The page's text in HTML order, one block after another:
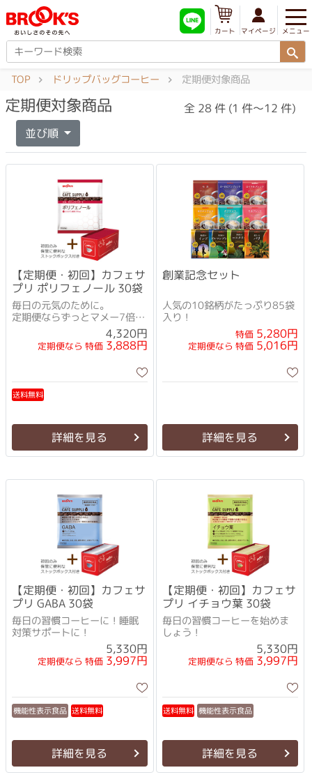
メニュー
マイページ
カート
TOP ドリップバッグコーヒー 定期便対象商品
定期便対象商品 全 28 件 (1 件～12 件)
並び順
【定期便・初回】カフェサ
プリ ポリフェノール 30袋
毎日の元気のために。
定期便ならずっとマメー7倍！
初回ご購入は保管に便利なス
トックボックス付き！4,320円
定期便なら 特価3,888円
送料無料
詳細を見る
創業記念セット
人気の10銘柄がたっぷり85袋
入り！
特価5,280円
定期便なら 特価5,016円
詳細を見る
【定期便・初回】カフェサ
プリ GABA 30袋
毎日の習慣コーヒーに！睡眠
対策サポートに！
5,330円
定期便なら 特価3,997円
機能性表示食品 送料無料
詳細を見る
【定期便・初回】カフェサ
プリ イチョウ葉 30袋
毎日の習慣コーヒーを始めま
しょう！
5,330円
定期便なら 特価3,997円
送料無料 機能性表示食品
詳細を見る